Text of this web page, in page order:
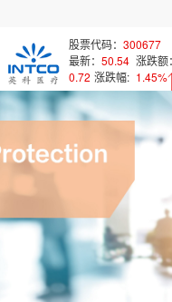
股票代码：300677
最新：50.54 涨跌额：
0.72 涨跌幅: 1.45%